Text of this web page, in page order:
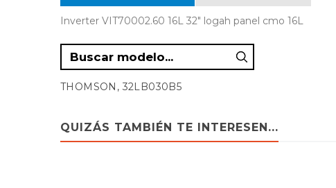
Inverter VIT70002.60 16L 32" logah panel cmo 16L
THOMSON, 32LB030B5
QUIZÁS TAMBIÉN TE INTERESEN...